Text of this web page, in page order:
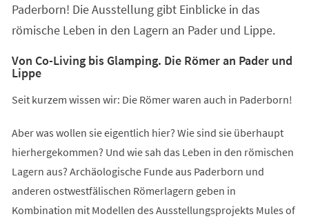
Paderborn! Die Ausstellung gibt Einblicke in das
römische Leben in den Lagern an Pader und Lippe.
Von Co-Living bis Glamping. Die Römer an Pader und
Lippe
Seit kurzem wissen wir: Die Römer waren auch in Paderborn!
Aber was wollen sie eigentlich hier? Wie sind sie überhaupt
hierhergekommen? Und wie sah das Leben in den römischen
Lagern aus? Archäologische Funde aus Paderborn und
anderen ostwestfälischen Römerlagern geben in
Kombination mit Modellen des Ausstellungsprojekts Mules of